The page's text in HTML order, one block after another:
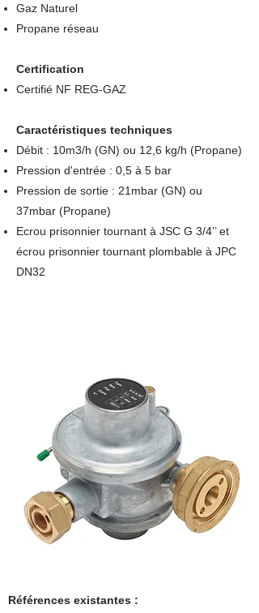
Gaz Naturel
Propane réseau
Certification
Certifié NF REG-GAZ
Caractéristiques techniques
Débit : 10m3/h (GN) ou 12,6 kg/h (Propane)
Pression d'entrée : 0,5 à 5 bar
Pression de sortie : 21mbar (GN) ou
37mbar (Propane)
Ecrou prisonnier tournant à JSC G 3/4’’ et
écrou prisonnier tournant plombable à JPC
DN32
Références existantes :